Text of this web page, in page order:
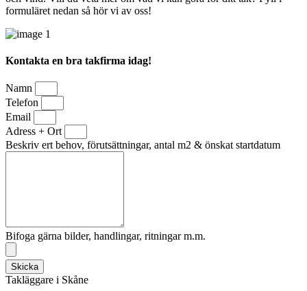
formuläret nedan så hör vi av oss!
Kontakta en bra takfirma idag!
Namn
Telefon
Email
Adress + Ort
Beskriv ert behov, förutsättningar, antal m2 & önskat startdatum
Bifoga gärna bilder, handlingar, ritningar m.m.
Skicka
Takläggare i Skåne